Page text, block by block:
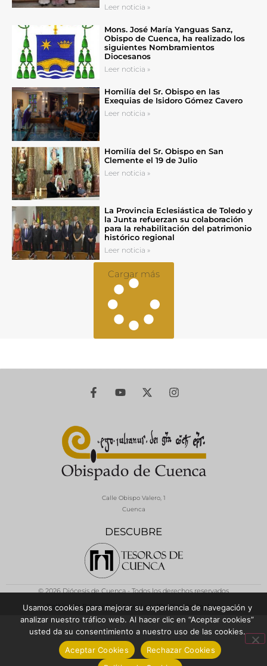
Leer noticia »
Mons. José María Yanguas Sanz,
Obispo de Cuenca, ha realizado los
siguientes Nombramientos
Diocesanos
Leer noticia »
Homilía del Sr. Obispo en las
Exequias de Isidoro Gómez Cavero
Leer noticia »
Homilía del Sr. Obispo en San
Clemente el 19 de Julio
Leer noticia »
La Provincia Eclesiástica de Toledo y
la Junta refuerzan su colaboración
para la rehabilitación del patrimonio
histórico regional
Leer noticia »
Cargar más
DESCUBRE
Calle Obispo Valero, 1
Cuenca
© 2026 Diócesis de Cuenca - Todos los derechos reservados
Política de Privacidad / Aviso LegalPolítica de Cookies
Usamos cookies para mejorar su experiencia de navegación y
analizar nuestro tráfico web. Al hacer clic en “Aceptar cookies”
usted da su consentimiento a nuestro uso de las cookies.
Aceptar Cookies
Rechazar Cookies